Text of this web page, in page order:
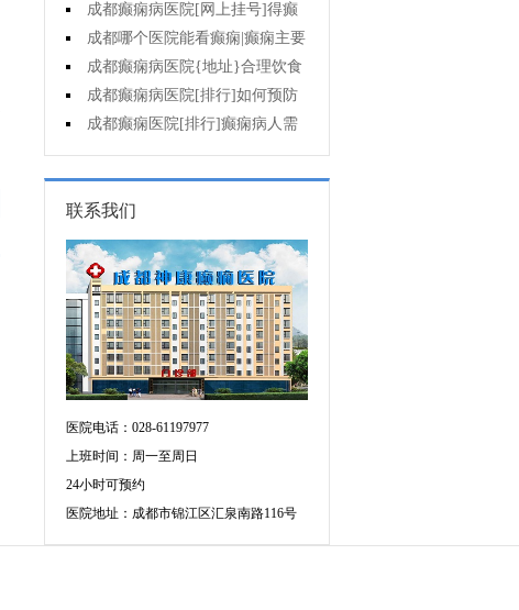
祟!
选择治疗小儿癫痫的方式?
成都癫痫病医院[网上挂号]得癫
痫的孩子能正常上学吗?
成都哪个医院能看癫痫|癫痫主要
护理有哪些?
成都癫痫病医院{地址}合理饮食
能预防癫痫发作吗?
成都癫痫病医院[排行]如何预防
儿童癫痫?
成都癫痫医院[排行]癫痫病人需
要注意些什么
联系我们
医院电话：028-61197977
上班时间：周一至周日
24小时可预约
医院地址：成都市锦江区汇泉南路116号